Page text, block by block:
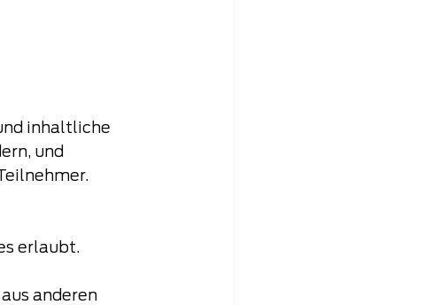
inhaltliche
und
erlaubt.
anderen